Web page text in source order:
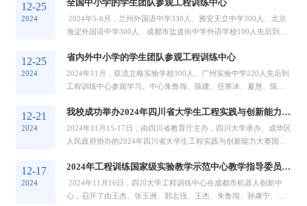
12-25
2024
全国中小学的学生团队参观工程训练中心
2024年5-6月，兰州外国语中学330人、雅安天立中学300人、北京
海淀外国语中学300人、成都市盐道街中学外语学校100人先后到工
12-25
2024
省内外中小学的学生团队参观工程训练中心
2024年11月，双流立格实验学校300人、广州实验中学220人先后到
工程训练中心参观学习。中心朱鲁闯、陈建、任寒冰、夏慧、陈依
12-21
2024
我校成功举办2024年四川省大学生工程实践与创新能力大赛暨国赛选拔赛
2024年11月15-17日，由四川省教育厅主办，四川大学承办、成华区
人民政府协办的2024年四川省大学生工程实践与创新能力大赛国赛
12-17
2024
2024年工程训练国家级实验教学示范中心教学指导委员会议
2024年11月16日，四川大学工程训练中心在成都市机器人创新中
心，召开了由王杰、张玉洲、郭志强、王杰、朱鲁闯、孙康宁、王